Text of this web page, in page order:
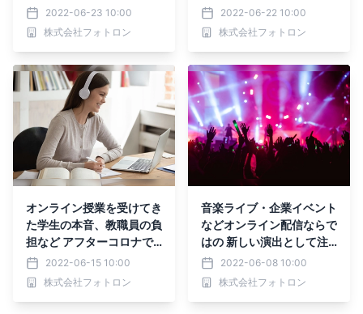
展 クラウド＆オンプレ
ミスのハイブリッドソリュ
ーションや、 番組制作に
／AR演出を提案
2022-06-23 10:00
株式会社フォトロン
き方改革、社員研修を効率
化するための 学習動画共
有プラットフォームを提案
2022-06-22 10:00
株式会社フォトロン
オンライン授業を受けてき
た学生の本音、教職員の負
担など アフターコロナで
想定される講義収録・動画
配信の課題の 具体的な解
決策を実際の導入事例など
2022-06-15 10:00
株式会社フォトロン
音楽ライブ・企業イベント
などオンライン配信ならで
はの 新しい演出として注
目を集める 「XR演出テク
ノロジー・サービス」をご
紹介 6月29日から3日間
2022-06-08 10:00
株式会社フォトロン